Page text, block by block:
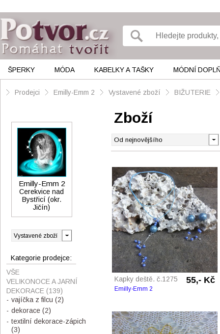
ŠPERKY MÓDA KABELKY A TAŠKY MÓDNÍ
Prodejci Emilly-Emm 2 Vystavené zboží BIŽUTERIE
Zboží
Kapky deště. č.1275 55,- Kč
Emilly-Emm 2
Emilly-Emm 2
Cerekvice nad
Bystřicí (okr.
Jičín)
Kategorie prodejce:
VŠE
VELIKONOCE A JARNÍ
DEKORACE (139)
vajíčka z filcu (2)
dekorace (2)
textilní dekorace-zápich
(3)